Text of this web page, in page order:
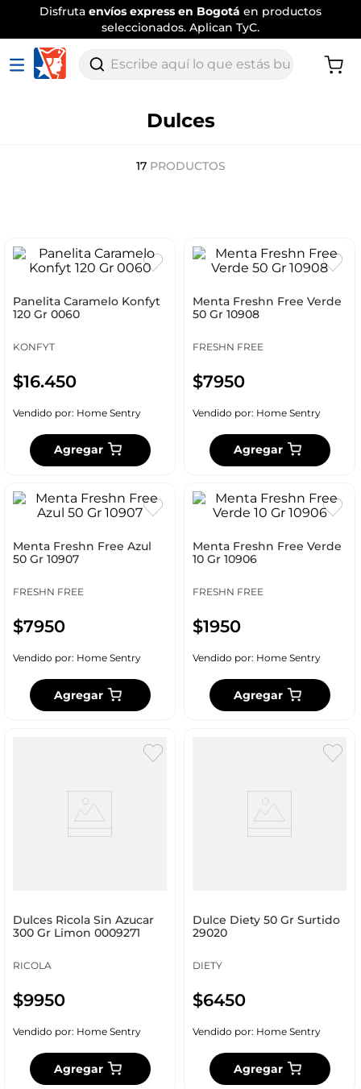
Disfruta envíos express en Bogotá en productos
seleccionados. Aplican TyC.
Escribe aquí lo que estás buscando
Dulces
17 PRODUCTOS
Panelita Caramelo Konfyt
120 Gr 0060
KONFYT
$16.450
Vendido por: Home Sentry
Agregar
Menta Freshn Free Verde
50 Gr 10908
FRESHN FREE
$7950
Vendido por: Home Sentry
Agregar
Menta Freshn Free Azul
50 Gr 10907
FRESHN FREE
$7950
Vendido por: Home Sentry
Agregar
Menta Freshn Free Verde
10 Gr 10906
FRESHN FREE
$1950
Vendido por: Home Sentry
Agregar
Dulces Ricola Sin Azucar
300 Gr Limon 0009271
RICOLA
$9950
Vendido por: Home Sentry
Agregar
Dulce Diety 50 Gr Surtido
29020
DIETY
$6450
Vendido por: Home Sentry
Agregar